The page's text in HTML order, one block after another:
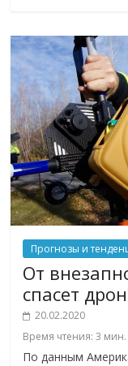
Прогнозы и
От
спасет
20.02.2020
Время чтения:3 мин.
По данным